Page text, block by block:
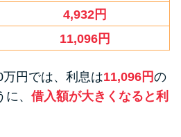
4,932円
11,096円
円では、利息は11,096円の
、 借入額が大きくなると利